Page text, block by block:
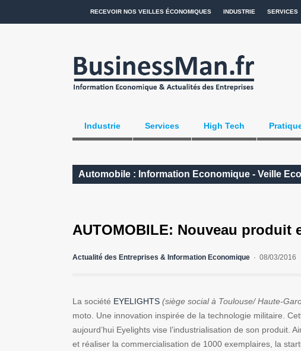
RECEVOIR NOS VEILLES ÉCONOMIQUES INDUSTRIE SERVICES
Industrie Services High Tech
Automobile : Information Economique - Veille
AUTOMOBILE: Nouveau
Actualité des Entreprises & Information Economique 08/03/2016
La société EYELIGHTS (siège social à Toulouse/ Haute-
moto. Une innovation inspirée de la technologie militaire.
aujourd’hui Eyelights vise l’industrialisation de son produit.
et réaliser la commercialisation de 1000 exemplaires, la